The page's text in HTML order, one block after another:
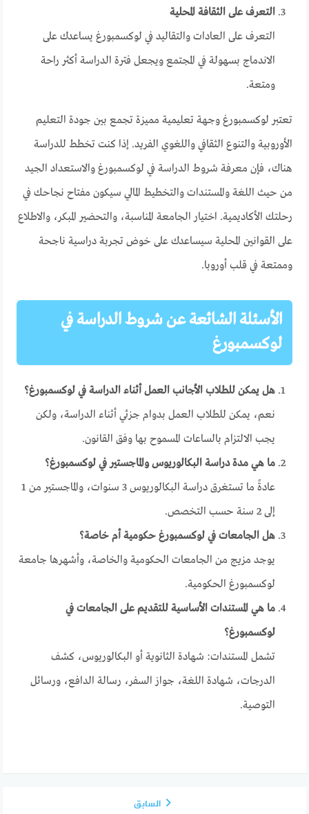
التعرف على الثقافة المحلية
التعرف على العادات والتقاليد في لوكسمبورغ يساعدك على
الاندماج بسهولة في المجتمع ويجعل فترة الدراسة أكثر راحة
ومتعة.
تعتبر لوكسمبورغ وجهة تعليمية مميزة تجمع بين جودة التعليم
الأوروبية والتنوع الثقافي واللغوي الفريد. إذا كنت تخطط للدراسة
هناك، فإن معرفة شروط الدراسة في لوكسمبورغ والاستعداد الجيد
من حيث اللغة والمستندات والتخطيط المالي سيكون مفتاح نجاحك في
رحلتك الأكاديمية. اختيار الجامعة المناسبة، والتحضير المبكر، والاطلاع
على القوانين المحلية سيساعدك على خوض تجربة دراسية ناجحة
وممتعة في قلب أوروبا.
الأسئلة الشائعة عن شروط الدراسة في
لوكسمبورغ
هل يمكن للطلاب الأجانب العمل أثناء الدراسة في لوكسمبورغ؟
نعم، يمكن للطلاب العمل بدوام جزئي أثناء الدراسة، ولكن
يجب الالتزام بالساعات المسموح بها وفق القانون.
ما هي مدة دراسة البكالوريوس والماجستير في لوكسمبورغ؟
عادةً ما تستغرق دراسة البكالوريوس 3 سنوات، والماجستير من 1
إلى 2 سنة حسب التخصص.
هل الجامعات في لوكسمبورغ حكومية أم خاصة؟
يوجد مزيج من الجامعات الحكومية والخاصة، وأشهرها جامعة
لوكسمبورغ الحكومية.
ما هي المستندات الأساسية للتقديم على الجامعات في
لوكسمبورغ؟
تشمل المستندات: شهادة الثانوية أو البكالوريوس، كشف
الدرجات، شهادة اللغة، جواز السفر، رسالة الدافع، ورسائل
التوصية.
السابق